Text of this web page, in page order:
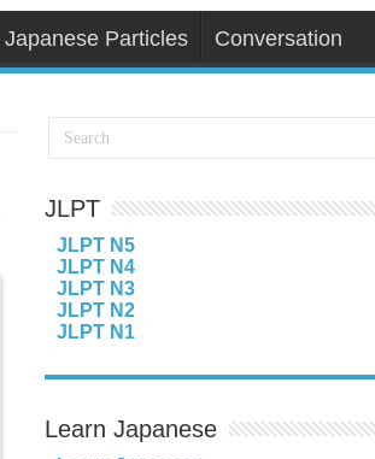
Japanese Particles Conversation
JLPT
JLPT N5
JLPT N4
JLPT N3
JLPT N2
JLPT N1
Learn Japanese